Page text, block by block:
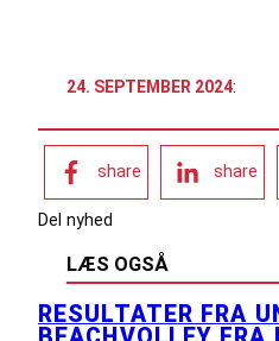
24. SEPTEMBER 2024:
share share
Del nyhed
LÆS OGSÅ
RESULTATER FRA